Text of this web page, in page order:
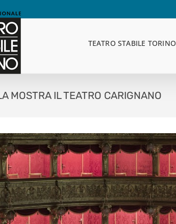
TEATRO STABILE TORINO
MOSTRA IL TEATRO CARIGNANO